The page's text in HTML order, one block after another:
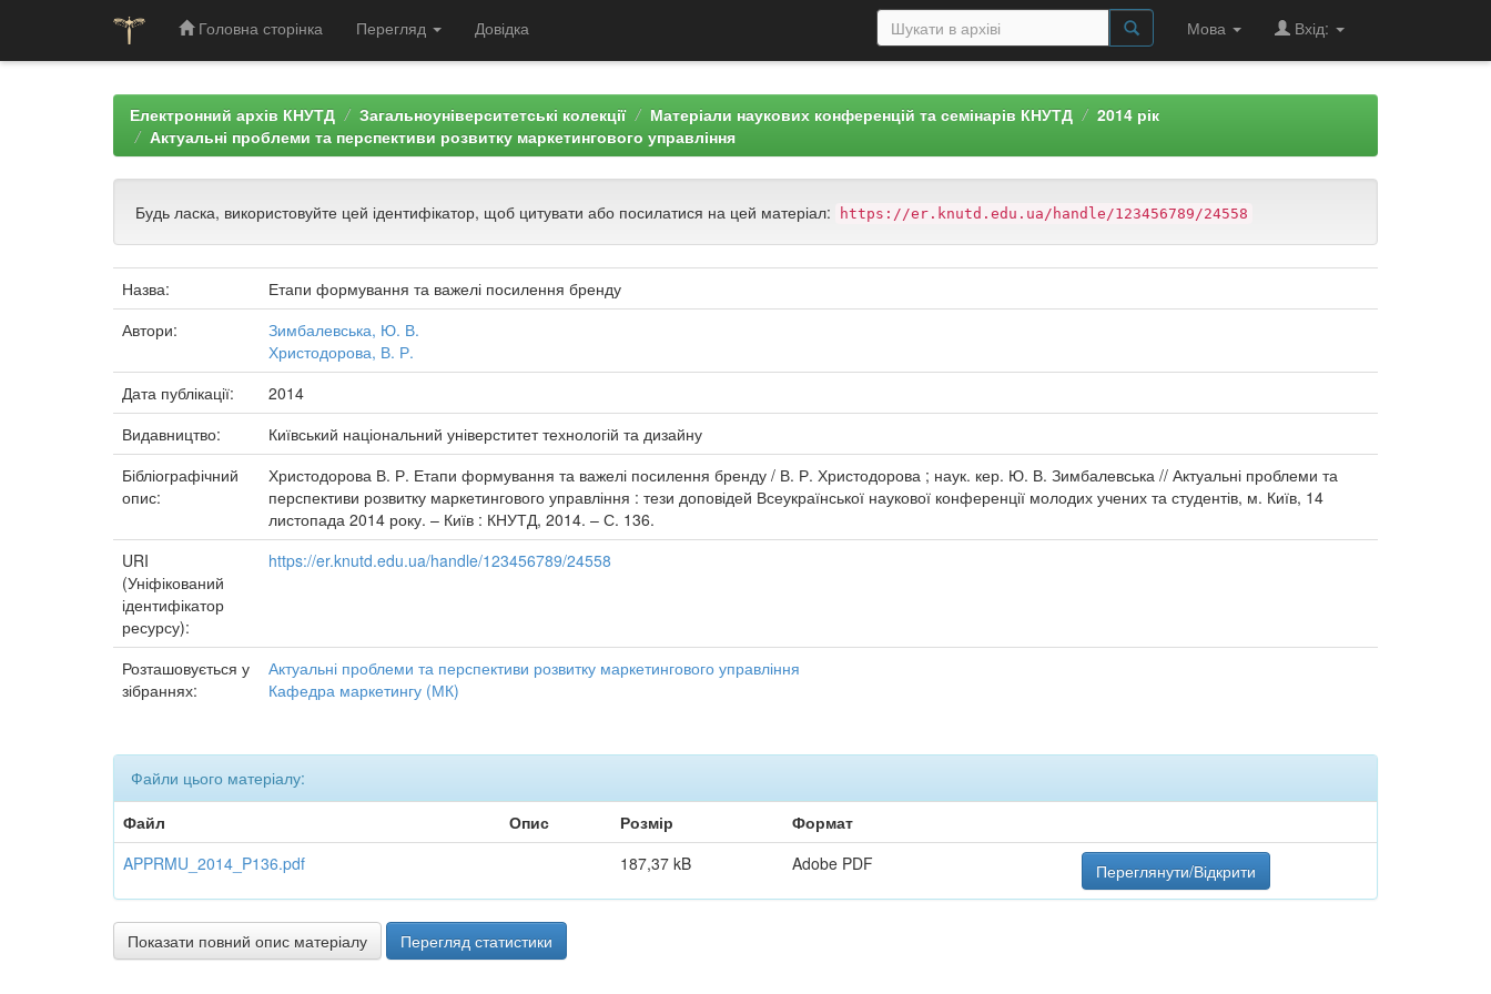
Головна сторінка Перегляд Довідка Мова Вхід:
Електронний архів КНУТД Загальноуніверситетські колекції Матеріали наукових конференцій та семінарів КНУТД
2014 рік
Актуальні проблеми та перспективи розвитку маркетингового управління
Будь ласка, використовуйте цей ідентифікатор, щоб цитувати або посилатися на цей матеріал: https://er.knutd.edu.ua/handle/123456789/24558
Назва:
Етапи формування та важелі посилення бренду
Автори:
Зимбалевська, Ю. В.
Христодорова, В. Р.
Дата публікації:
2014
Видавництво:
Київський національний універститет технологій та дизайну
Бібліографічний
опис:
Христодорова В. Р. Етапи формування та важелі посилення бренду / В. Р. Христодорова ; наук. кер. Ю. В. Зимбалевська // Актуальні проблеми та
перспективи розвитку маркетингового управління : тези доповідей Всеукраїнської наукової конференції молодих учених та студентів, м. Київ, 14
листопада 2014 року. – Київ : КНУТД, 2014. – С. 136.
URI
(Уніфікований
ідентифікатор
ресурсу):
https://er.knutd.edu.ua/handle/123456789/24558
Розташовується у
зібраннях:
Актуальні проблеми та перспективи розвитку маркетингового управління
Кафедра маркетингу (МК)
Файли цього матеріалу:
Файл
Опис Розмір
Формат
APPRMU_2014_P136.pdf
187,37 kB Adobe PDF Переглянути/Відкрити
Показати повний опис матеріалу Перегляд статистики